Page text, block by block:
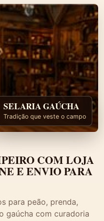
SELARIA GAÚCHA
Tradição que veste o campo
COM LOJA
E ENVIO PARA
para peão, prenda,
gaúcha com curadoria